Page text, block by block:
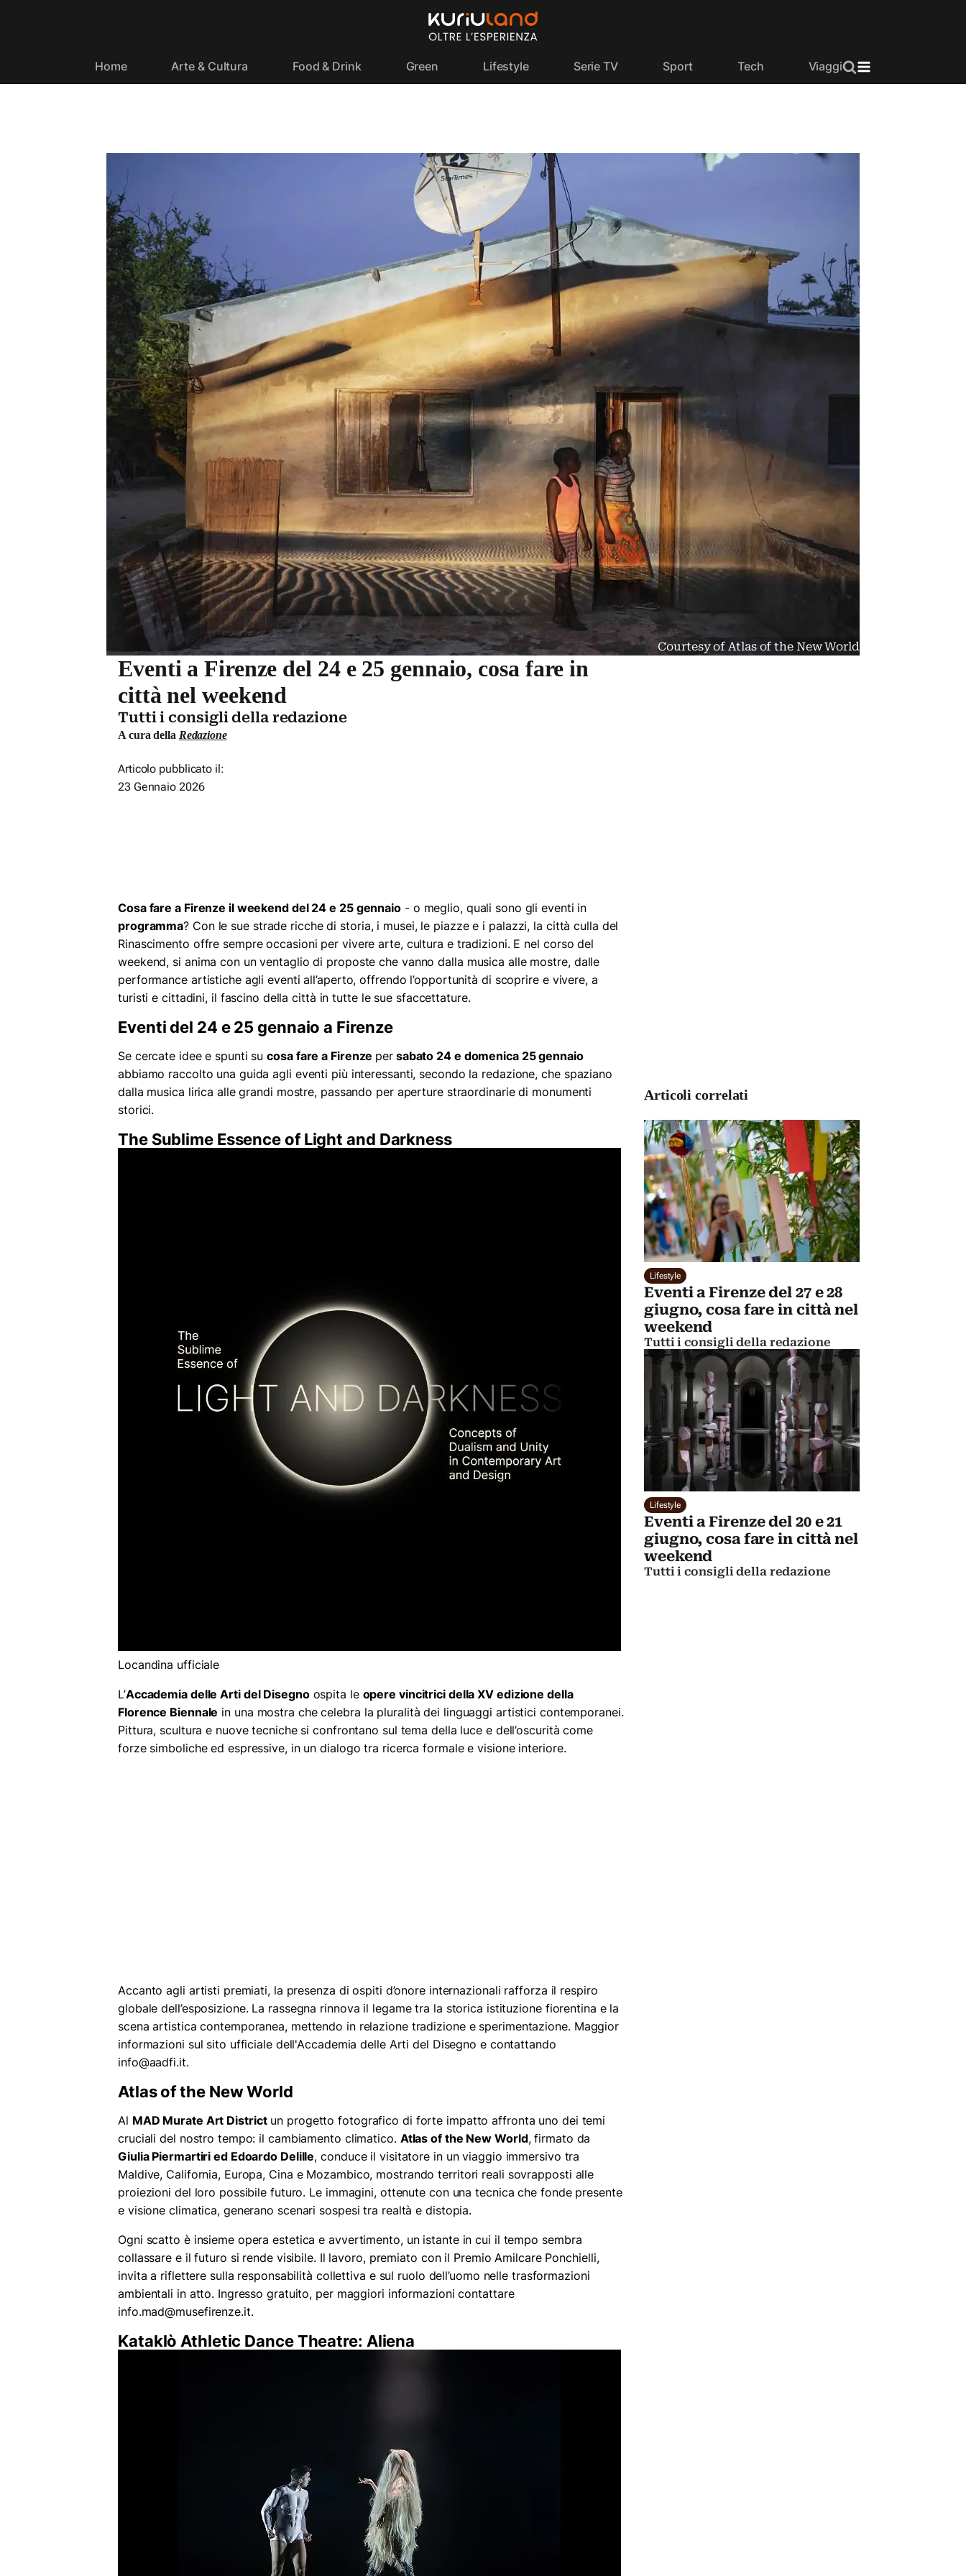
Home Arte & Cultura Food & Drink Green Lifestyle Serie TV Sport Tech Viaggi
Courtesy of Atlas of the New World
Eventi a Firenze del 24 e 25 gennaio, cosa fare in
città nel weekend
Tutti i consigli della redazione
A cura della Redazione
Articolo pubblicato il:
23 Gennaio 2026
Cosa fare a Firenze il weekend del 24 e 25 gennaio - o meglio, quali sono gli eventi in
programma? Con le sue strade ricche di storia, i musei, le piazze e i palazzi, la città culla del
Rinascimento offre sempre occasioni per vivere arte, cultura e tradizioni. E nel corso del
weekend, si anima con un ventaglio di proposte che vanno dalla musica alle mostre, dalle
performance artistiche agli eventi all’aperto, offrendo l’opportunità di scoprire e vivere, a
turisti e cittadini, il fascino della città in tutte le sue sfaccettature.
Eventi del 24 e 25 gennaio a Firenze
Se cercate idee e spunti sucosa fare a Firenze persabato 24 e domenica 25 gennaio
abbiamo raccolto una guida agli eventi più interessanti, secondo la redazione, che spaziano
dalla musica lirica alle grandi mostre, passando per aperture straordinarie di monumenti
storici.
The Sublime Essence of Light and Darkness
Locandina ufficiale
L’Accademia delle Arti del Disegnoospita le opere vincitrici della XV edizione della
Florence Biennale in una mostra che celebra la pluralità dei linguaggi artistici contemporanei.
Pittura, scultura e nuove tecniche si confrontano sul tema della luce e dell’oscurità come
forze simboliche ed espressive, in un dialogo tra ricerca formale e visione interiore.
Accanto agli artisti premiati, la presenza di ospiti d’onore internazionali rafforza il respiro
globale dell’esposizione. La rassegna rinnova il legame tra la storica istituzione fiorentina e la
scena artistica contemporanea, mettendo in relazione tradizione e sperimentazione. Maggior
informazioni sul sito ufficiale dell'Accademia delle Arti del Disegno e contattando
info@aadfi.it.
Atlas of the New World
Al MAD Murate Art Districtun progetto fotografico di forte impatto affronta uno dei temi
cruciali del nostro tempo: il cambiamento climatico. Atlas of the New World, firmato da
Giulia Piermartiri ed Edoardo Delille, conduce il visitatore in un viaggio immersivo tra
Maldive, California, Europa, Cina e Mozambico, mostrando territori reali sovrapposti alle
proiezioni del loro possibile futuro. Le immagini, ottenute con una tecnica che fonde presente
e visione climatica, generano scenari sospesi tra realtà e distopia.
Ogni scatto è insieme opera estetica e avvertimento, un istante in cui il tempo sembra
collassare e il futuro si rende visibile. Il lavoro, premiato con il Premio Amilcare Ponchielli,
invita a riflettere sulla responsabilità collettiva e sul ruolo dell’uomo nelle trasformazioni
ambientali in atto. Ingresso gratuito, per maggiori informazioni contattare
info.mad@musefirenze.it.
Kataklò Athletic Dance Theatre: Aliena
Articoli correlati
Lifestyle
Eventi a Firenze del 27 e 28
giugno, cosa fare in città nel
weekend
Tutti i consigli della redazione
Lifestyle
Eventi a Firenze del 20 e 21
giugno, cosa fare in città nel
weekend
Tutti i consigli della redazione